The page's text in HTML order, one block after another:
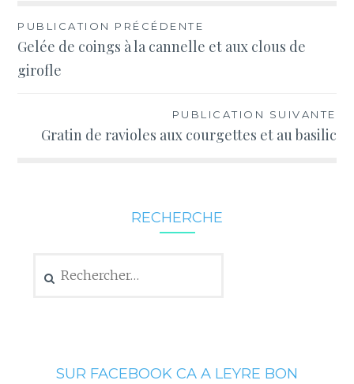
Navigation
de
l’article
PUBLICATION PRÉCÉDENTE
Gelée de coings à la cannelle et aux clous de
girofle
PUBLICATION SUIVANTE
Gratin de ravioles aux courgettes et au basilic
RECHERCHE
SUR FACEBOOK CA A LEYRE BON